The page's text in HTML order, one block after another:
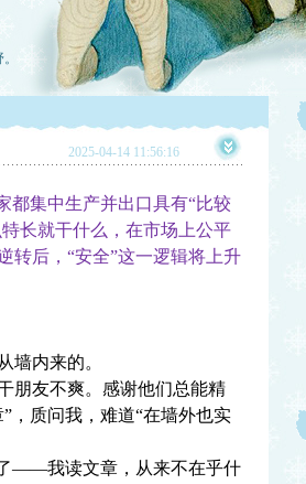
2025-04-14 11:56:16
集中生产并出口具有“比较
长就干什么，在市场上公平
转后，“安全”这一逻辑将上升
墙内来的。
友不爽。感谢他们总能精
，质问我，难道“在墙外也实
——我读文章，从来不在乎什